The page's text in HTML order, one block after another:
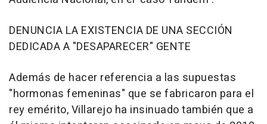
DENUNCIA LA EXISTENCIA DE UNA SECCIÓN
DEDICADA A "DESAPARECER" GENTE
Además de hacer referencia a las supuestas
"hormonas femeninas" que se fabricaron para el
rey emérito, Villarejo ha insinuado también que a